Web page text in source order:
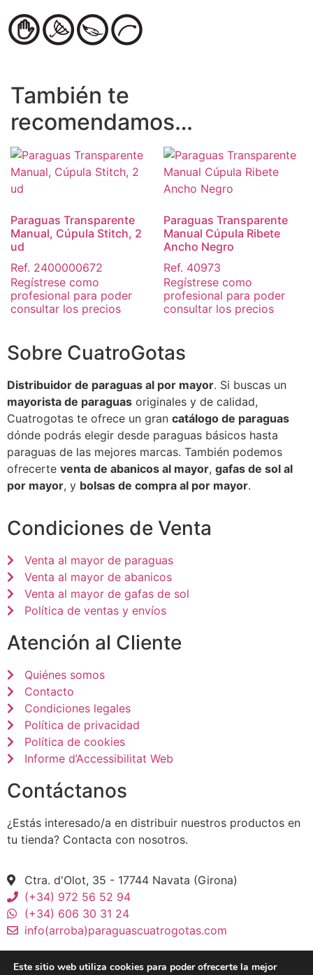
También te
recomendamos…
Paraguas Transparente
Manual, Cúpula Stitch, 2
ud
Ref. 2400000672
Regístrese como
profesional para poder
consultar los precios
Paraguas Transparente
Manual Cúpula Ribete
Ancho Negro
Ref. 40973
Regístrese como
profesional para poder
consultar los precios
Sobre CuatroGotas
Distribuidor de paraguas al por mayor. Si buscas un
mayorista de paraguas originales y de calidad,
Cuatrogotas te ofrece un gran catálogo de paraguas
dónde podrás elegir desde paraguas básicos hasta
paraguas de las mejores marcas. También podemos
ofrecerte venta de abanicos al mayor, gafas de sol al
por mayor, y bolsas de compra al por mayor.
Condiciones de Venta
Venta al mayor de paraguas
Venta al mayor de abanicos
Venta al mayor de gafas de sol
Política de ventas y envíos
Atención al Cliente
Quiénes somos
Contacto
Condiciones legales
Política de privacidad
Política de cookies
Informe d’Accessibilitat Web
Contáctanos
¿Estás interesado/a en distribuir nuestros productos en
tu tienda? Contacta con nosotros.
Ctra. d'Olot, 35 - 17744 Navata (Girona)
(+34) 972 56 52 94
(+34) 606 30 31 24
info(arroba)paraguascuatrogotas.com
Este sitio web utiliza cookies para poder ofrecerte la mejor